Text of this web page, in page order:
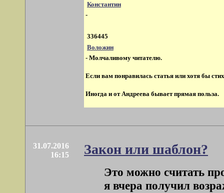
Константин
-
336445
Воложин
- Молчаливому читателю.
Если вам понравилась статья или хотя бы
Иногда и от Андреева бывает прямая польза.
31.07.2016
16:15
Закон или шаблон?
Это можно считать
я вчера получил